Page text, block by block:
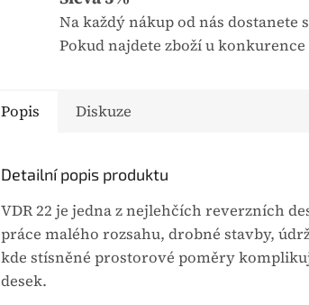
e
5
h
v
ě
z
Na každý nákup od nás dostanete
Pokud najdete zboží u
Popis Diskuze
Detailní popis produktu
VDR 22 je jedna z nejlehčích reverzních
práce malého rozsahu, drobné stavby,
kde stísněné prostorové poměry
desek.